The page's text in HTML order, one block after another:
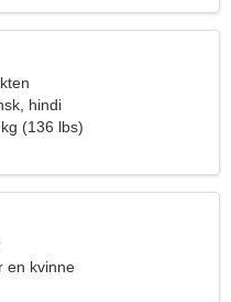
hindi
(136 lbs)
en kvinne